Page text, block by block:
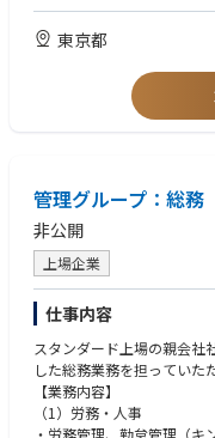
• 顧客情報や営業関連デー
3．行政およびその他支援
• オフィスにおける日常的
• 社内業務に関する調整お
東京都
管理グループ：総務
非公開
上場企業
仕事内容
スタンダード上場の親会社
した総務業務を担っていた
【業務内容】
（1）労務・人事